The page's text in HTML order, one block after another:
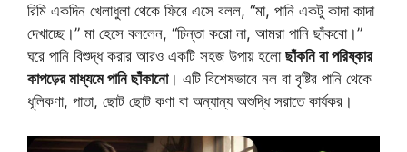
রিমি একদিন খেলাধুলা থেকে ফিরে এসে বলল, “মা, পানি একটু কাদা কাদা
দেখাচ্ছে।” মা হেসে বললেন, “চিন্তা করো না, আমরা পানি ছাঁকবো।”
ঘরে পানি বিশুদ্ধ করার আরও একটি সহজ উপায় হলো ছাঁকনি বা পরিষ্কার
কাপড়ের মাধ্যমে পানি ছাঁকানো। এটি বিশেষভাবে নল বা বৃষ্টির পানি থেকে
ধূলিকণা, পাতা, ছোট ছোট কণা বা অন্যান্য অশুদ্ধি সরাতে কার্যকর।